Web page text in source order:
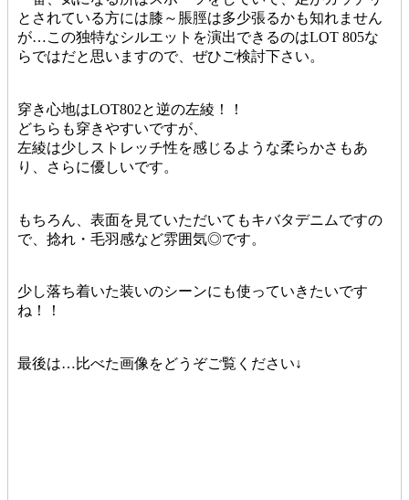
とされている方には膝～脹脛は多少張るかも知れません
が…この独特なシルエットを演出できるのはLOT 805な
らではだと思いますので、ぜひご検討下さい。
穿き心地はLOT802と逆の左綾！！
どちらも穿きやすいですが、
左綾は少しストレッチ性を感じるような柔らかさもあ
り、さらに優しいです。
もちろん、表面を見ていただいてもキバタデニムですの
で、捻れ・毛羽感など雰囲気◎です。
少し落ち着いた装いのシーンにも使っていきたいです
ね！！
最後は…比べた画像をどうぞご覧ください↓